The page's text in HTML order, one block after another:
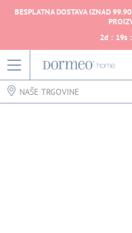
BESPLATNA DOSTAVA IZNAD
2d : 19s :
NAŠE TRGOVINE